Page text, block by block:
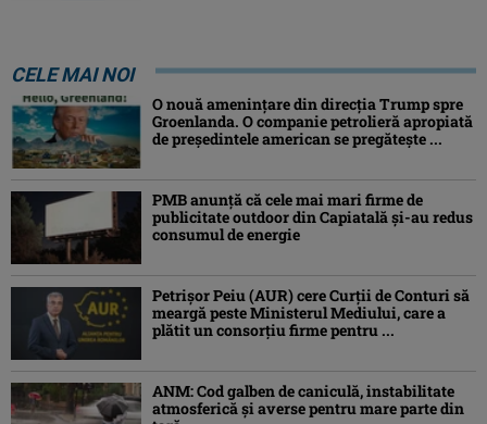
CELE MAI NOI
O nouă amenințare din direcția Trump spre
Groenlanda. O companie petrolieră apropiată
de președintele american se pregătește ...
PMB anunță că cele mai mari firme de
publicitate outdoor din Capiatală și-au redus
consumul de energie
Petrişor Peiu (AUR) cere Curții de Conturi să
meargă peste Ministerul Mediului, care a
plătit un consorţiu firme pentru ...
ANM: Cod galben de caniculă, instabilitate
atmosferică și averse pentru mare parte din